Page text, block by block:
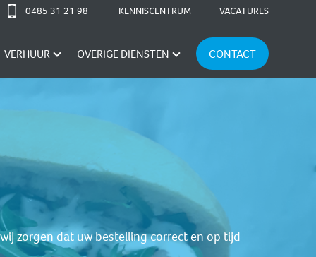
0485 31 21 98 KENNISCENTRUM VACATURES
VERHUUR OVERIGE DIENSTEN CONTACT
zorgen dat uw bestelling correct en op tijd